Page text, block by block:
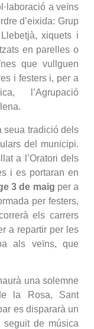
a veïns
d’eixida: Grup
xiquets i
en parelles o
que vullguen
i festers i, per a
l’Agrupació
seua tradició dels
del municipi.
a l’Oratori dels
i es portaran en
3 de maig per a
per festers,
els carrers
a repartir per les
als veïns, que
una solemne
la Rosa, Sant
es dispararà un
de música